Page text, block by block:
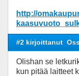
http://
#2 kirjoittanut
Olishan se
kun pitää laitteet